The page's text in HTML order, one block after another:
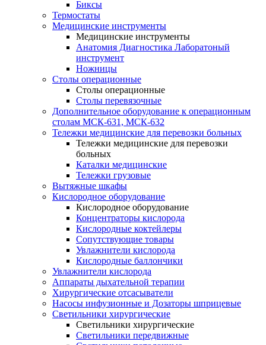
Биксы
Термостаты
Медицинские инструменты
Медицинские инструменты
Анатомия Диагностика Лаборатоный
инструмент
Ножницы
Столы операционные
Столы операционные
Столы перевязочные
Дополнительное оборудование к операционным
столам МСК-631, МСК-632
Тележки медицинские для перевозки больных
Тележки медицинские для перевозки
больных
Каталки медицинские
Тележки грузовые
Вытяжные шкафы
Кислородное оборудование
Кислородное оборудование
Концентраторы кислорода
Кислородные коктейлеры
Сопутствующие товары
Увлажнители кислорода
Кислородные баллончики
Увлажнители кислорода
Аппараты дыхательной терапии
Хирургические отсасыватели
Насосы инфузионные и Дозаторы шприцевые
Светильники хирургические
Светильники хирургические
Светильники передвижные